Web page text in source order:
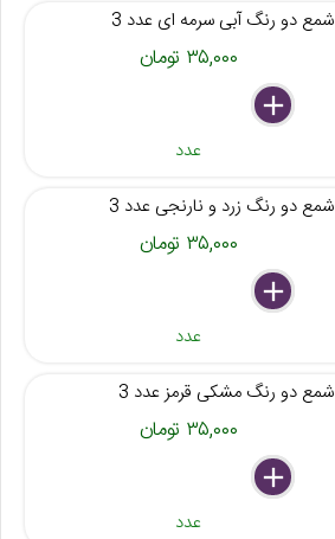
شمع دو رنگ آبی سرمه ای عدد 3
۳۵,۰۰۰ تومان
delete
remove
add
عدد
شمع دو رنگ زرد و نارنجی عدد 3
۳۵,۰۰۰ تومان
delete
remove
add
عدد
شمع دو رنگ مشکی قرمز عدد 3
۳۵,۰۰۰ تومان
delete
remove
add
عدد